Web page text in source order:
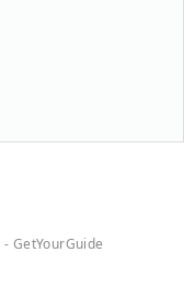
GetYourGuide